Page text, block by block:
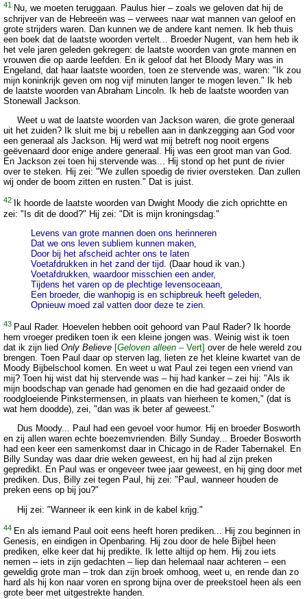
41
Nu, we moeten teruggaan. Paulus hier – zoals we geloven dat hij de
schrijver van de Hebreeën was – verwees naar wat mannen van geloof en
grote strijders waren. Dan kunnen we de andere kant nemen. Ik heb thuis
een boek dat de laatste woorden vertelt... Broeder Nugent, van hem heb ik
het vele jaren geleden gekregen: de laatste woorden van grote mannen en
vrouwen die op aarde leefden. En ik geloof dat het Bloody Mary was in
Engeland, dat haar laatste woorden, toen ze stervende was, waren: "Ik zou
mijn koninkrijk geven om nog vijf minuten langer te mogen leven." Ik heb
de laatste woorden van Abraham Lincoln. Ik heb de laatste woorden van
Stonewall Jackson.
Weet u wat de laatste woorden van Jackson waren, die grote generaal
uit het zuiden? Ik sluit me bij u rebellen aan in dankzegging aan God voor
een generaal als Jackson. Hij werd wat mij betreft nog nooit ergens
geëvenaard door enige andere generaal. Hij was een groot man van God.
En Jackson zei toen hij stervende was... Hij stond op het punt de rivier
over te steken. Hij zei: "We zullen spoedig de rivier oversteken. Dan zullen
wij onder de boom zitten en rusten." Dat is juist.
42
Ik hoorde de laatste woorden van Dwight Moody die zich oprichtte en
zei: "Is dit de dood?" Hij zei: "Dit is mijn kroningsdag."
Levens van grote mannen doen ons herinneren
Dat we ons leven subliem kunnen maken,
Door bij het afscheid achter ons te laten
Voetafdrukken in het zand der tijd. (Daar houd ik van.)
Voetafdrukken, waardoor misschien een ander,
Tijdens het varen op de plechtige levensoceaan,
Een broeder, die wanhopig is en schipbreuk heeft geleden,
Opnieuw moed zal vatten door deze te zien.
43 Paul Rader. Hoevelen hebben ooit gehoord van Paul Rader? Ik hoorde
hem vroeger prediken toen ik een kleine jongen was. Weinig wist ik toen
dat ik zijn lied Only Believe [Geloven alleen – Vert] over de hele wereld zou
brengen. Toen Paul daar op sterven lag, lieten ze het kleine kwartet van de
Moody Bijbelschool komen. En weet u wat Paul zei tegen een vriend van
mij? Toen hij wist dat hij stervende was – hij had kanker – zei hij: "Als ik
mijn boodschap van genade had genomen en die had gezaaid onder de
roodgloeiende Pinkstermensen, in plaats van hierheen te komen," (dat is
wat hem doodde), zei, "dan was ik beter af geweest."
Dus Moody... Paul had een gevoel voor humor. Hij en broeder Bosworth
en zij allen waren echte boezemvrienden. Billy Sunday... Broeder Bosworth
had een keer een samenkomst daar in Chicago in de Rader Tabernakel. En
Billy Sunday was daar drie weken geweest, en hij had al zijn preken
gepredikt. En Paul was er ongeveer twee jaar geweest, en hij ging door met
prediken. Dus, Billy zei tegen Paul, hij zei: "Paul, wanneer houden de
preken eens op bij jou?"
Hij zei: "Wanneer ik een kink in de kabel krijg."
44 En als iemand Paul ooit eens heeft horen prediken... Hij zou beginnen in
Genesis, en eindigen in Openbaring. Hij zou door de hele Bijbel heen
prediken, elke keer dat hij predikte. Ik lette altijd op hem. Hij zou iets
nemen – iets in zijn gedachten – liep dan helemaal naar achteren – een
geweldig grote man – trok dan zijn broek omhoog, weet u, en rende dan zo
hard als hij kon naar voren en sprong bijna over de preekstoel heen als een
grote beer met uitgestrekte handen.